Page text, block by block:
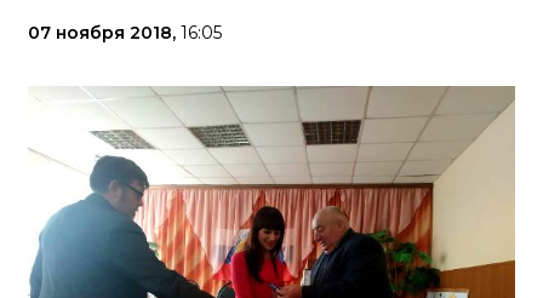
07 ноября 2018, 16:05